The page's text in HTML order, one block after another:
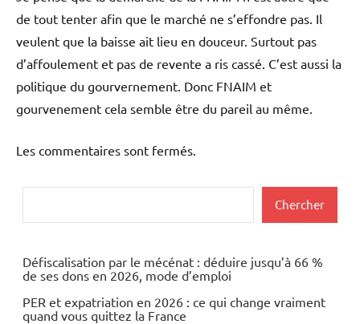
de tout tenter afin que le marché ne s’effondre pas. Il
veulent que la baisse ait lieu en douceur. Surtout pas
d’affoulement et pas de revente a ris cassé. C’est aussi la
politique du gourvernement. Donc FNAIM et
gourvenement cela semble être du pareil au même.
Les commentaires sont fermés.
Chercher
Défiscalisation par le mécénat : déduire jusqu’à 66 %
de ses dons en 2026, mode d’emploi
PER et expatriation en 2026 : ce qui change vraiment
quand vous quittez la France